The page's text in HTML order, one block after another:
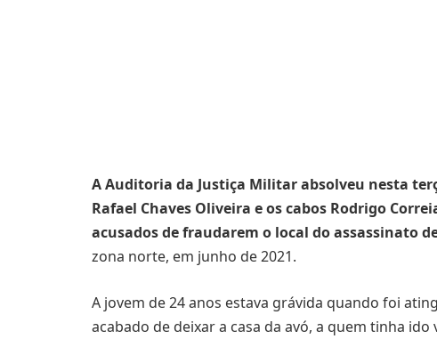
A Auditoria da Justiça Militar absolveu nesta
Rafael Chaves Oliveira e os cabos Rodrigo
acusados de fraudarem o local do assassinato
zona norte, em junho de 2021.
A jovem de 24 anos estava grávida quando foi
acabado de deixar a casa da avó, a quem tinha